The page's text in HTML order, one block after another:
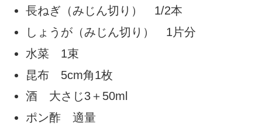
長ねぎ（みじん切り） 1/2本
しょうが（みじん切り） 1片分
水菜 1束
昆布 5cm角1枚
酒 大さじ3＋50ml
ポン酢 適量